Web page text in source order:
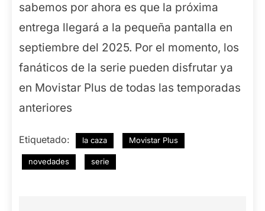
sabemos por ahora es que la próxima
entrega llegará a la pequeña pantalla en
septiembre del 2025. Por el momento, los
fanáticos de la serie pueden disfrutar ya
en Movistar Plus de todas las temporadas
anteriores
Etiquetado: la caza Movistar Plus
novedades serie